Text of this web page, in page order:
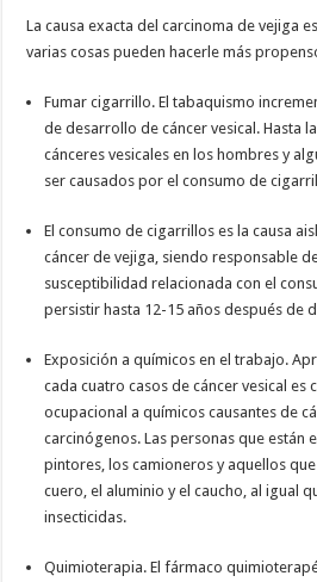
La causa exacta del carcinoma de vejiga
varias cosas pueden hacerle más
Fumar cigarrillo. El tabaquismo
de desarrollo de cáncer vesical. Hasta
cánceres vesicales en los hombres y
ser causados por el consumo de
El consumo de cigarrillos es la causa
cáncer de vejiga, siendo responsable
susceptibilidad relacionada con el
persistir hasta 12-15 años después de
Exposición a químicos en el trabajo.
cada cuatro casos de cáncer vesical es
ocupacional a químicos causantes de
carcinógenos. Las personas que están
pintores, los camioneros y aquellos
cuero, el aluminio y el caucho, al igual
insecticidas.
Quimioterapia. El fármaco